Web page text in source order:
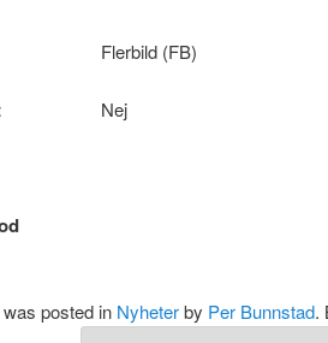
Flerbild (FB)
Nej
posted in Nyheterby Per Bunnstad.